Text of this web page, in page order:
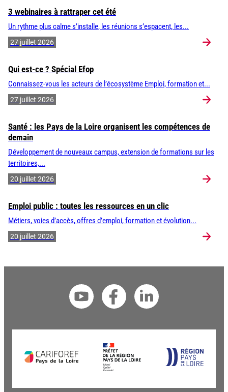
3 webinaires à rattraper cet été
Un rythme plus calme s’installe, les réunions s’espacent, les...
27 juillet 2026
Qui est-ce ? Spécial Efop
Connaissez-vous les acteurs de l’écosystème Emploi, formation et...
27 juillet 2026
Santé : les Pays de la Loire organisent les compétences de
demain
Développement de nouveaux campus, extension de formations sur les
territoires,...
20 juillet 2026
Emploi public : toutes les ressources en un clic
Métiers, voies d’accès, offres d’emploi, formation et évolution...
20 juillet 2026